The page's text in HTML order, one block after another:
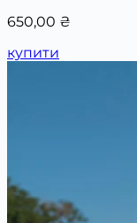
650,00 ₴
купити